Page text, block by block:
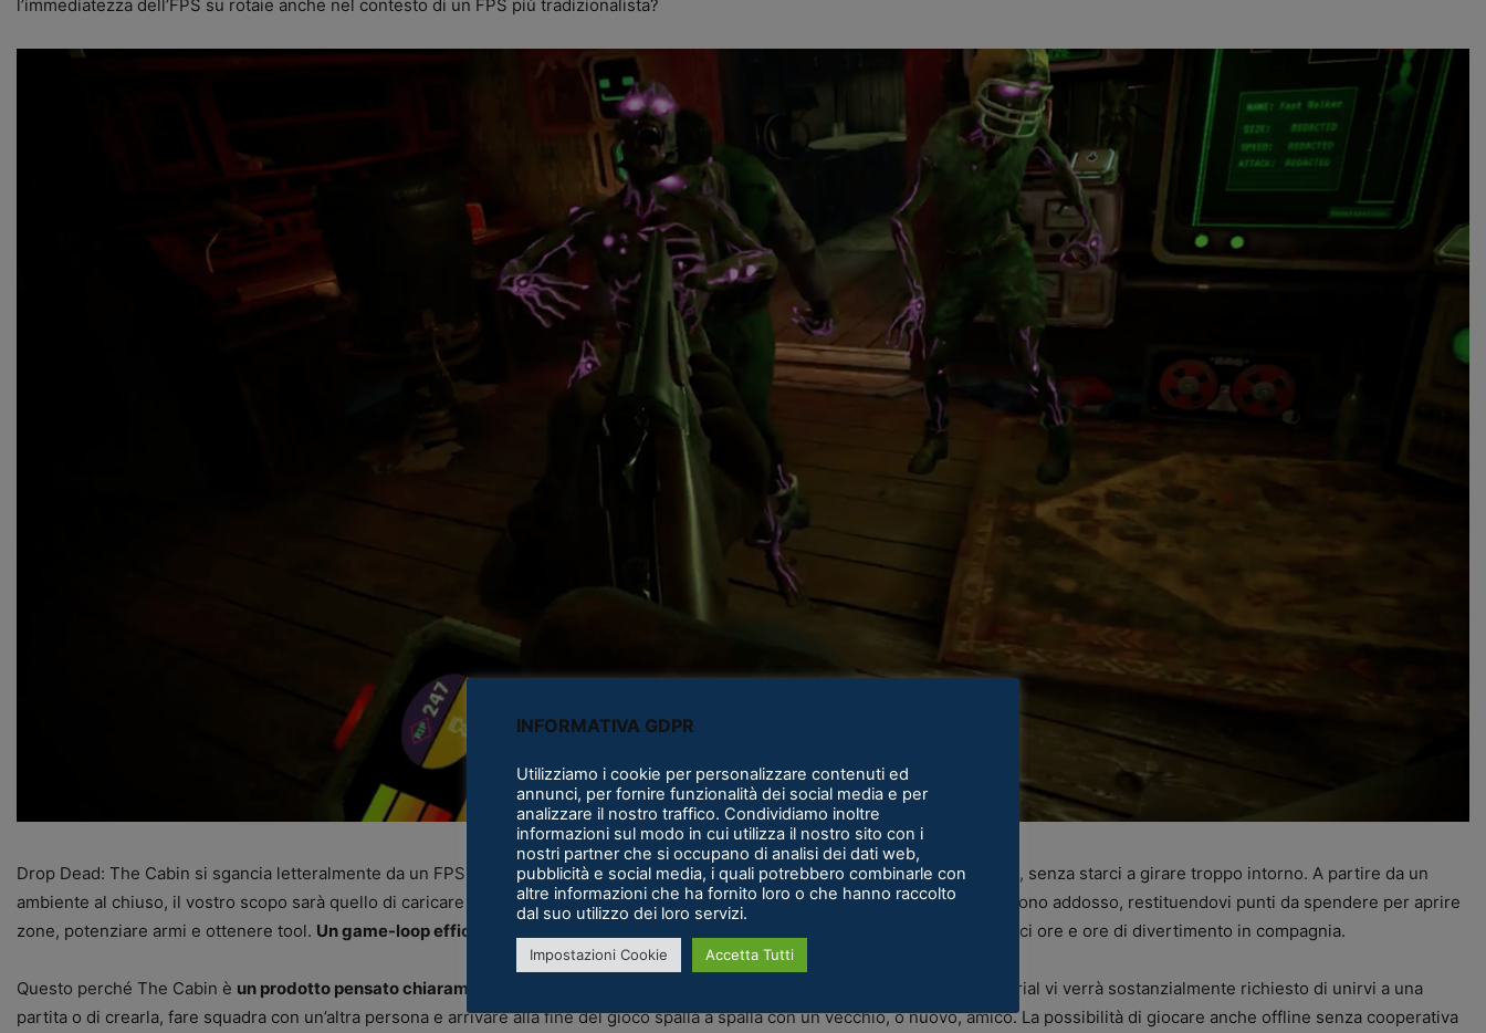
l’immediatezza dell’FPS su rotaie anche nel contesto di un FPS più tradizionalista?
Drop Dead: The Cabin si sgancia letteralmente da un FPS a rotaie ediventa sostanzialmente la modalità zombie di Call of Duty , senza starci a girare troppo intorno. A partire da un
ambiente al chiuso, il vostro scopo sarà quello di caricare un generatore mentre ondate sempre più aggressive di zombie vi corrono addosso, restituendovi punti da spendere per aprire
zone, potenziare armi e ottenere tool. Un game-loop efficace che, soprattutto in VR, regala davvero il meglio di sé , restituendoci ore e ore di divertimento in compagnia.
Questo perché The Cabin è un prodotto pensato chiaramente per esser fruito in multigiocatore
, tanto che fin dalla fine del tutorial vi verrà sostanzialmente richiesto di unirvi a una
partita o di crearla, fare squadra con un’altra persona e arrivare alla fine del gioco spalla a spalla con un vecchio, o nuovo, amico. La possibilità di giocare anche offline senza cooperativa
INFORMATIVA GDPR
Utilizziamo i cookie per personalizzare contenuti ed
annunci, per fornire funzionalità dei social media e per
analizzare il nostro traffico. Condividiamo inoltre
informazioni sul modo in cui utilizza il nostro sito con i
nostri partner che si occupano di analisi dei dati web,
pubblicità e social media, i quali potrebbero combinarle con
altre informazioni che ha fornito loro o che hanno raccolto
dal suo utilizzo dei loro servizi.
Impostazioni Cookie Accetta Tutti